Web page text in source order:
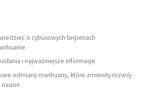
o cytrusowych terpenach
i najważniejsze informacje
odmiany marihuany, które zmieniły rozwój